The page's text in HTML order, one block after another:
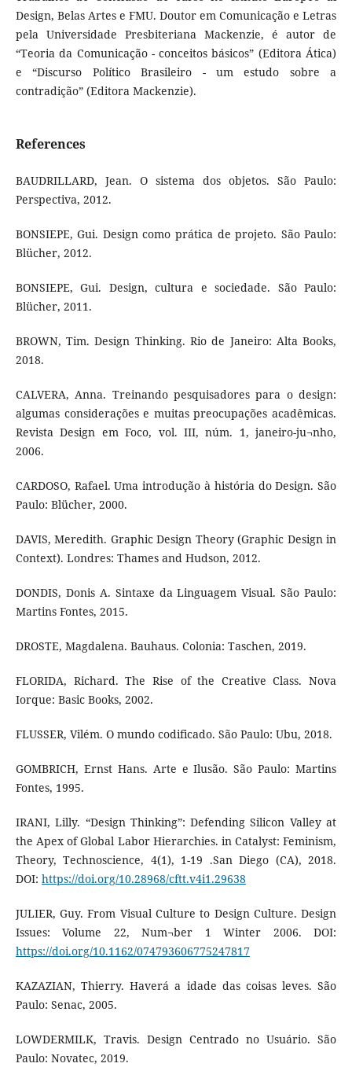
Design, Belas Artes e FMU. Doutor em Comunicação e Letras
pela Universidade Presbiteriana Mackenzie, é autor de
“Teoria da Comunicação - conceitos básicos” (Editora Ática)
e “Discurso Político Brasileiro - um estudo sobre a
contradição” (Editora Mackenzie).
References
BAUDRILLARD, Jean. O sistema dos objetos. São Paulo:
Perspectiva, 2012.
BONSIEPE, Gui. Design como prática de projeto. São Paulo:
Blücher, 2012.
BONSIEPE, Gui. Design, cultura e sociedade. São Paulo:
Blücher, 2011.
BROWN, Tim. Design Thinking. Rio de Janeiro: Alta Books,
2018.
CALVERA, Anna. Treinando pesquisadores para o design:
algumas considerações e muitas preocupações acadêmicas.
Revista Design em Foco, vol. III, núm. 1, janeiro-ju¬nho,
2006.
CARDOSO, Rafael. Uma introdução à história do Design. São
Paulo: Blücher, 2000.
DAVIS, Meredith. Graphic Design Theory (Graphic Design in
Context). Londres: Thames and Hudson, 2012.
DONDIS, Donis A. Sintaxe da Linguagem Visual. São Paulo:
Martins Fontes, 2015.
DROSTE, Magdalena. Bauhaus. Colonia: Taschen, 2019.
FLORIDA, Richard. The Rise of the Creative Class. Nova
Iorque: Basic Books, 2002.
FLUSSER, Vilém. O mundo codificado. São Paulo: Ubu, 2018.
GOMBRICH, Ernst Hans. Arte e Ilusão. São Paulo: Martins
Fontes, 1995.
IRANI, Lilly. “Design Thinking”: Defending Silicon Valley at
the Apex of Global Labor Hierarchies. in Catalyst: Feminism,
Theory, Technoscience, 4(1), 1-19 .San Diego (CA), 2018.
DOI: https://doi.org/10.28968/cftt.v4i1.29638
JULIER, Guy. From Visual Culture to Design Culture. Design
Issues: Volume 22, Num¬ber 1 Winter 2006. DOI:
https://doi.org/10.1162/074793606775247817
KAZAZIAN, Thierry. Haverá a idade das coisas leves. São
Paulo: Senac, 2005.
LOWDERMILK, Travis. Design Centrado no Usuário. São
Paulo: Novatec, 2019.